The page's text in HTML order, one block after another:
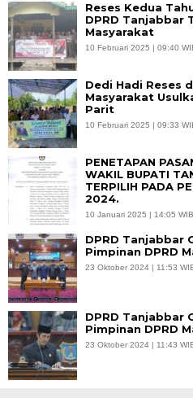
Reses Kedua
DPRD Tanjabbar
Masyarakat
10 Februari 2025 | 09:40
Dedi Hadi Reses
Masyarakat
Parit
10 Februari 2025 | 09:33
PENETAPAN
WAKIL BUPATI
TERPILIH PADA
2024.
10 Januari 2025 | 14:05 WIB
DPRD Tanjabbar
Pimpinan DPRD
23 Oktober 2024 | 11:53
DPRD Tanjabbar
Pimpinan DPRD
23 Oktober 2024 | 11:43